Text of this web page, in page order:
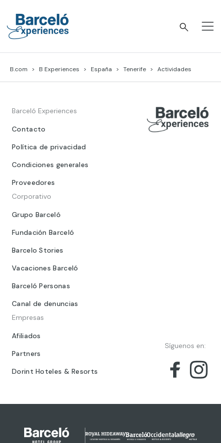
content
B.com B Experiences España Tenerife Actividades
Barceló Experiences
Contacto
Política de privacidad
Condiciones generales
Proveedores
Corporativo
Grupo Barceló
Fundación Barceló
Barcelo Stories
Vacaciones Barceló
Barceló Personas
Canal de denuncias
Empresas
Afiliados
Partners
Dorint Hoteles & Resorts
Síguenos en: